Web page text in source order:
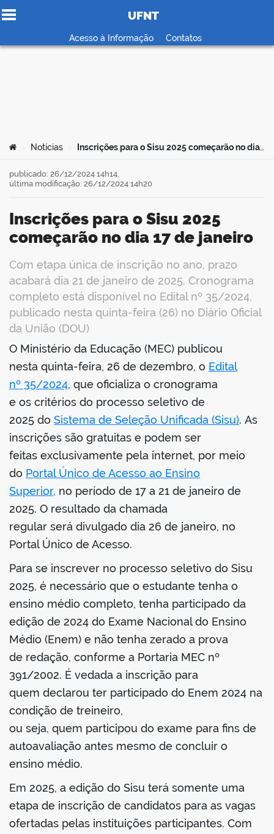
Ir para o conteúdo
UFNT
Acesso à Informação Contatos
Você está aqui:
Notícias Inscrições para o Sisu 2025 começarão no dia 17 de janeiro
Inscrições para o Sisu 2025
começarão no dia 17 de janeiro
Com etapa única de inscrição no ano, prazo
acabará dia 21 de janeiro de 2025. Cronograma
completo está disponível no Edital nº 35/2024,
publicado nesta quinta-feira (26) no Diário Oficial
da União (DOU)
publicado: 26/12/2024 14h14,
última modificação: 26/12/2024 14h20
O Ministério da Educação (MEC) publicou
nesta quinta-feira, 26 de dezembro, o Edital
nº 35/2024, que oficializa o cronograma
e os critérios do processo seletivo de
2025 do Sistema de Seleção Unificada (Sisu). As
inscrições são gratuitas e podem ser
feitas exclusivamente pela internet, por meio
do Portal Único de Acesso ao Ensino
Superior, no período de 17 a 21 de janeiro de
2025. O resultado da chamada
regular será divulgado dia 26 de janeiro, no
Portal Único de Acesso.
Para se inscrever no processo seletivo do Sisu
2025, é necessário que o estudante tenha o
ensino médio completo, tenha participado da
edição de 2024 do Exame Nacional do Ensino
Médio (Enem) e não tenha zerado a prova
de redação, conforme a Portaria MEC nº
391/2002. É vedada a inscrição para
quem declarou ter participado do Enem 2024 na
condição de treineiro,
ou seja, quem participou do exame para fins de
autoavaliação antes mesmo de concluir o
ensino médio.
Em 2025, a edição do Sisu terá somente uma
etapa de inscrição de candidatos para as vagas
ofertadas pelas instituições participantes. Com